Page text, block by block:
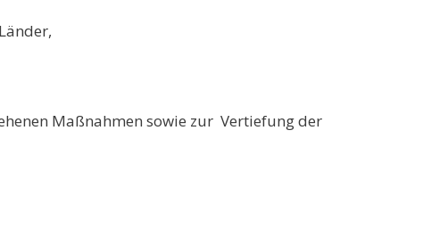
Maßnahmen sowie zur Vertiefung der